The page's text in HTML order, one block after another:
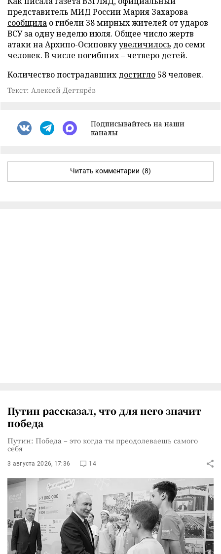
представитель МИД России Мария Захарова
сообщила о гибели 38 мирных жителей от ударов
ВСУ за одну неделю июля. Общее число жертв
атаки на Архипо-Осиповкуувеличилось до семи
человек. В числе погибших –четверо детей.
Количество пострадавшихдостигло 58 человек.
Текст: Алексей Дегтярёв
Подписывайтесь на наши
каналы
Читать комментарии (8)
Путин рассказал, что для него значит
победа
Путин: Победа – это когда ты преодолеваешь самого
себя
3 августа 2026, 17:36 14